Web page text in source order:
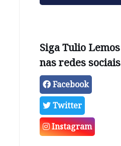
Siga Tulio Lemos
nas redes sociais
Facebook
Twitter
Instagram